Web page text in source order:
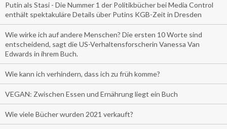
Putin als Stasi - Die Nummer 1 der Politikbücher bei Media Control
enthält spektakuläre Details über Putins KGB-Zeit in Dresden
Wie wirke ich auf andere Menschen? Die ersten 10 Worte sind
entscheidend, sagt die US-Verhaltensforscherin Vanessa Van
Edwards in ihrem Buch.
Wie kann ich verhindern, dass ich zu früh komme?
VEGAN: Zwischen Essen und Ernährung liegt ein Buch
Wie viele Bücher wurden 2021 verkauft?